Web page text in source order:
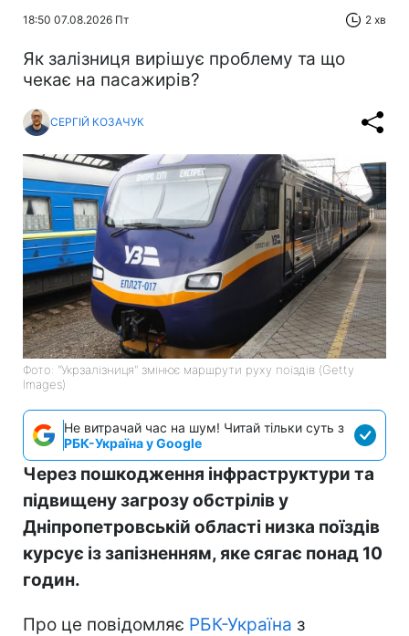
18:50 07.08.2026 Пт 2 хв
Як залізниця вирішує проблему та що
чекає на пасажирів?
СЕРГІЙ КОЗАЧУК
Фото: "Укрзалізниця" змінює маршрути руху поїздів (Getty
Images)
Не витрачай час на шум! Читай тільки суть з
РБК-Україна у Google
Через пошкодження інфраструктури та
підвищену загрозу обстрілів у
Дніпропетровській області низка поїздів
курсує із запізненням, яке сягає понад 10
годин.
Про це повідомляє РБК-Україна з